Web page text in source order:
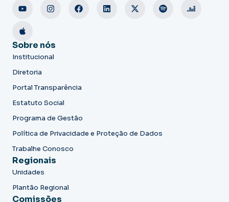
Sobre nós
Institucional
Diretoria
Portal Transparência
Estatuto Social
Programa de Gestão
Política de Privacidade e Proteção de Dados
Trabalhe Conosco
Regionais
Unidades
Plantão Regional
Comissões